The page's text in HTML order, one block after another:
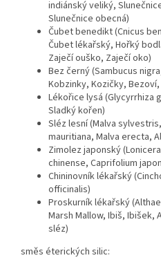
indiánský veliký,
Slunečnice obecná)
Čubet benedikt (Cnicus
Čubet lékařský, Hořký
Zaječí ouško, Zaječí oko)
Bez černý (Sambucus
Kobzinky, Kozičky,
Lékořice lysá (Glycyrrhiza
Sladký kořen)
Sléz lesní (Malva
mauritiana, Malva erecta,
Zimolez japonský
chinense, Caprifolium
Chininovník lékařský
officinalis)
Proskurník lékařský
Marsh Mallow, Ibiš, Ibišek,
sléz)
směs éterických silic: